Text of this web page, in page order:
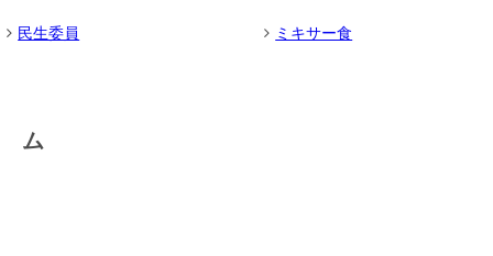
民生委員 ミキサー食
ム